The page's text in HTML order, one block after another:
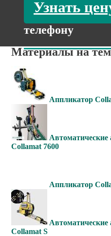
Узнать
телефону
Материалы на
Аппликатор
Collamat 7600
Аппликатор
Collamat S